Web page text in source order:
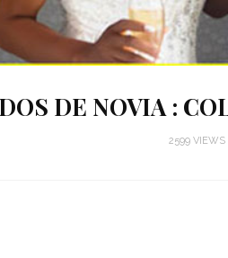
DE NOVIA :
2599 VIEWS